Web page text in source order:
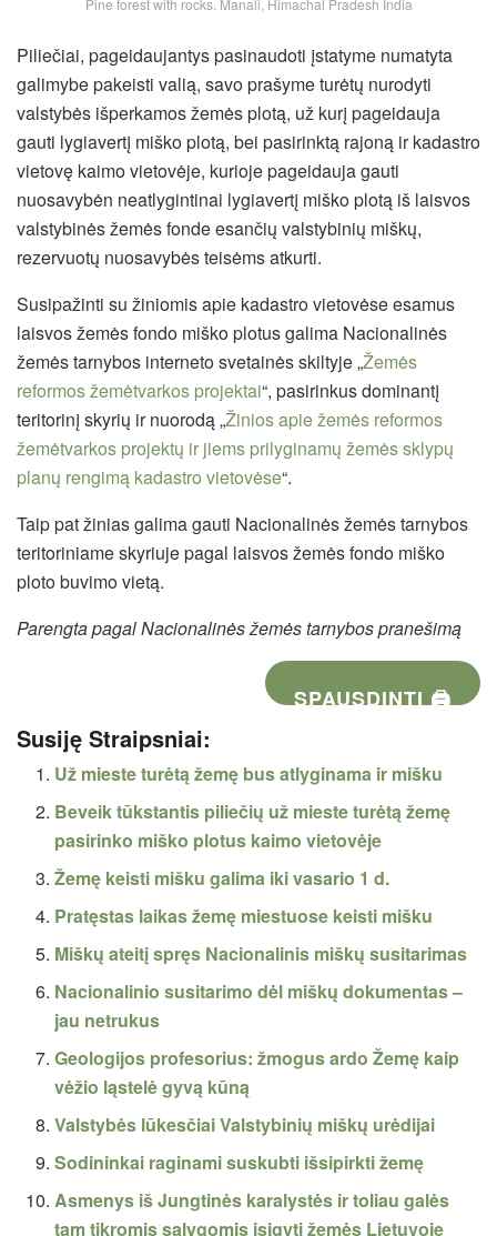
Pine forest with rocks. Manali, Himachal Pradesh India
Piliečiai, pageidaujantys pasinaudoti įstatyme numatyta
galimybe pakeisti valią, savo prašyme turėtų nurodyti
valstybės išperkamos žemės plotą, už kurį pageidauja
gauti lygiavertį miško plotą, bei pasirinktą rajoną ir kadastro
vietovę kaimo vietovėje, kurioje pageidauja gauti
nuosavybėn neatlygintinai lygiavertį miško plotą iš laisvos
valstybinės žemės fonde esančių valstybinių miškų,
rezervuotų nuosavybės teisėms atkurti.
Susipažinti su žiniomis apie kadastro vietovėse esamus
laisvos žemės fondo miško plotus galima Nacionalinės
žemės tarnybos interneto svetainės skiltyje „Žemės
reformos žemėtvarkos projektai“, pasirinkus dominantį
teritorinį skyrių ir nuorodą „Žinios apie žemės reformos
žemėtvarkos projektų ir jiems prilyginamų žemės sklypų
planų rengimą kadastro vietovėse“.
Taip pat žinias galima gauti Nacionalinės žemės tarnybos
teritoriniame skyriuje pagal laisvos žemės fondo miško
ploto buvimo vietą.
Parengta pagal Nacionalinės žemės tarnybos pranešimą
SPAUSDINTI 🖨
Susiję Straipsniai:
Už mieste turėtą žemę bus atlyginama ir mišku
Beveik tūkstantis piliečių už mieste turėtą žemę
pasirinko miško plotus kaimo vietovėje
Žemę keisti mišku galima iki vasario 1 d.
Pratęstas laikas žemę miestuose keisti mišku
Miškų ateitį spręs Nacionalinis miškų susitarimas
Nacionalinio susitarimo dėl miškų dokumentas –
jau netrukus
Geologijos profesorius: žmogus ardo Žemę kaip
vėžio ląstelė gyvą kūną
Valstybės lūkesčiai Valstybinių miškų urėdijai
Sodininkai raginami suskubti išsipirkti žemę
Asmenys iš Jungtinės karalystės ir toliau galės
tam tikromis sąlygomis įsigyti žemės Lietuvoje